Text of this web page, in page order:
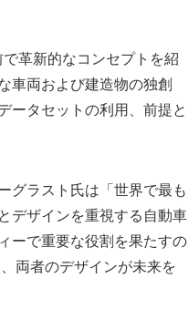
革新的なコンセプトを紹
車両および建造物の独創
ータセットの利用、前提と
グラスト氏は「世界で最も
デザインを重視する自動車
ーで重要な役割を果たすの
両者のデザインが未来を